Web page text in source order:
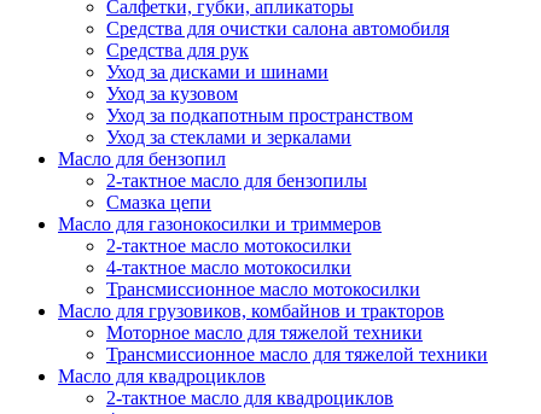
Салфетки, губки, апликаторы
Средства для очистки салона автомобиля
Средства для рук
Уход за дисками и шинами
Уход за кузовом
Уход за подкапотным пространством
Уход за стеклами и зеркалами
Масло для бензопил
2-тактное масло для бензопилы
Cмазка цепи
Масло для газонокосилки и триммеров
2-тактное масло мотокосилки
4-тактное масло мотокосилки
Трансмиссионное масло мотокосилки
Масло для грузовиков, комбайнов и тракторов
Моторное масло для тяжелой техники
Трансмиссионное масло для тяжелой техники
Масло для квадроциклов
2-тактное масло для квадроциклов